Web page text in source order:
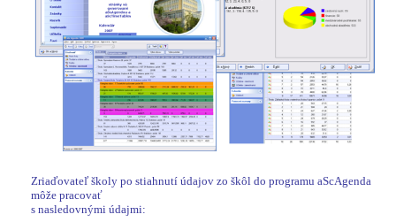
Zriaďovateľ školy po stiahnutí údajov zo škôl do programu aScAgenda
môže pracovať
s nasledovnými údajmi: